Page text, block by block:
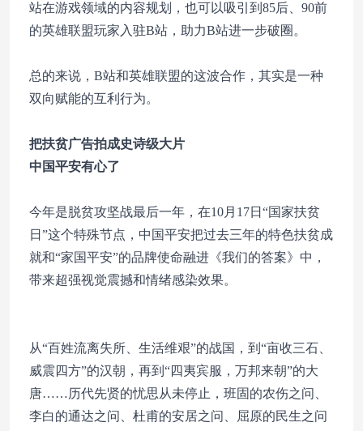
站在游戏领域的内容规划，也可以吸引到85后、90前
的英雄联盟玩家入驻B站，助力B站进一步破圈。
总的来说，B站和英雄联盟的这波合作，其实是一种
双向赋能的互利行为。
把扶贫广告拍成史诗级大片
中国平安有心了
今年是脱贫攻坚战最后一年，在10月17日“国家扶贫
日”这个特殊节点，中国平安把过去三年的特色扶贫成
就和“家国平安”的品牌使命融进《我们的答案》中，
带来超强视觉震撼和情绪感染效果。
从“百姓流离失所、生活维艰”的战国，到“亩收三石、
威震四方”的汉朝，再到“四夷宾服，万邦来朝”的大
唐……历代先贤的忧思从未停止，班固的农伤之问、
李白的通达之问、杜甫的安居之问、屈原的民生之问